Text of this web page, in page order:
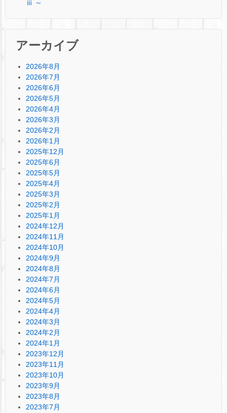
ⅲ ～
アーカイブ
2026年8月
2026年7月
2026年6月
2026年5月
2026年4月
2026年3月
2026年2月
2026年1月
2025年12月
2025年6月
2025年5月
2025年4月
2025年3月
2025年2月
2025年1月
2024年12月
2024年11月
2024年10月
2024年9月
2024年8月
2024年7月
2024年6月
2024年5月
2024年4月
2024年3月
2024年2月
2024年1月
2023年12月
2023年11月
2023年10月
2023年9月
2023年8月
2023年7月